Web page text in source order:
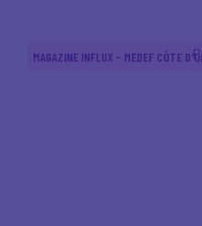
MAGAZINE INFLUX - MEDEF CÔTE